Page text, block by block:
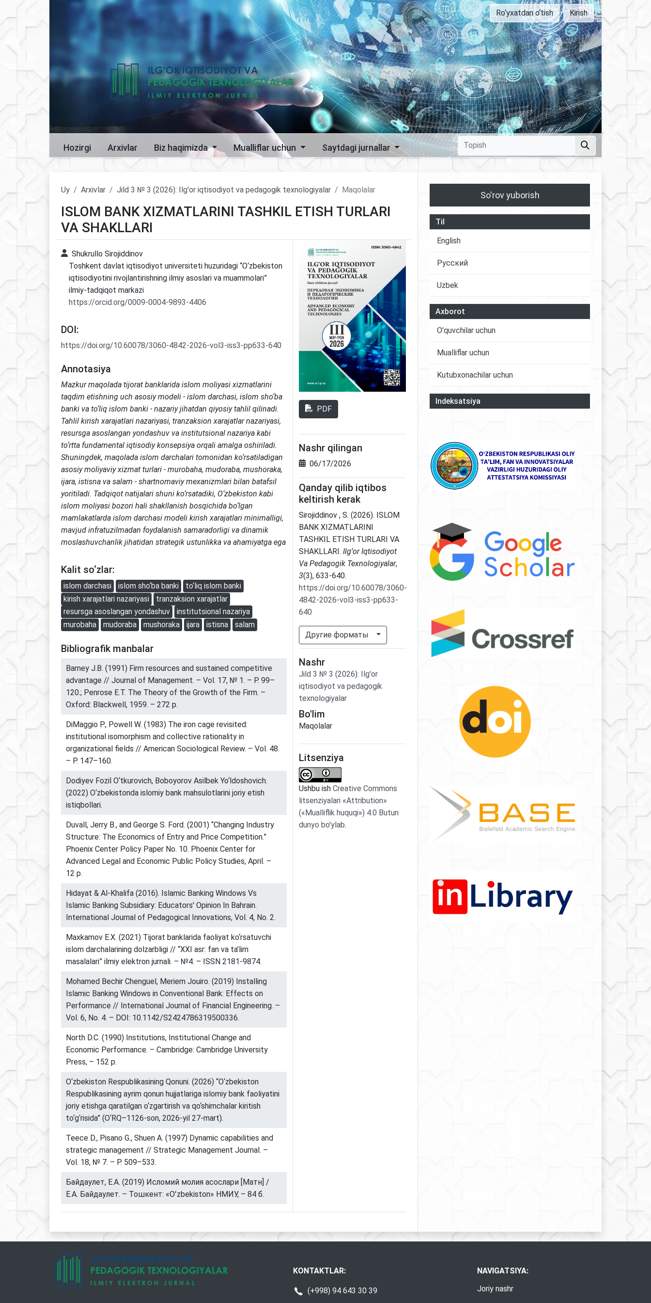
Ro‘yxatdan o‘tish Kirish
Hozirgi Arxivlar Biz haqimizda Mualliflar uchun Saytdagi jurnallar
Uy Arxivlar Jild 3 № 3 (2026): Ilg'or iqtisodiyot va pedagogik texnologiyalar Maqolalar
ISLOM BANK XIZMATLARINI TASHKIL ETISH TURLARI
VA SHAKLLARI
Shukrullo Sirojiddinov
Toshkent davlat iqtisodiyot universiteti huzuridagi “O‘zbekiston
iqtisodiyotini rivojlantirishning ilmiy asoslari va muammolari”
ilmiy-tadqiqot markazi
https://orcid.org/0009-0004-9893-4406
DOI:
https://doi.org/10.60078/3060-4842-2026-vol3-iss3-pp633-640
Annotasiya
Mazkur maqolada tijorat banklarida islom moliyasi xizmatlarini
taqdim etishning uch asosiy modeli - islom darchasi, islom sho‘ba
banki va to‘liq islom banki - nazariy jihatdan qiyosiy tahlil qilinadi.
Tahlil kirish xarajatlari nazariyasi, tranzaksion xarajatlar nazariyasi,
resursga asoslangan yondashuv va institutsional nazariya kabi
to‘rtta fundamental iqtisodiy konsepsiya orqali amalga oshiriladi.
Shuningdek, maqolada islom darchalari tomonidan ko‘rsatiladigan
asosiy moliyaviy xizmat turlari - murobaha, mudoraba, mushoraka,
ijara, istisna va salam - shartnomaviy mexanizmlari bilan batafsil
yoritiladi. Tadqiqot natijalari shuni ko‘rsatadiki, O‘zbekiston kabi
islom moliyasi bozori hali shakllanish bosqichida bo‘lgan
mamlakatlarda islom darchasi modeli kirish xarajatlari minimalligi,
mavjud infratuzilmadan foydalanish samaradorligi va dinamik
moslashuvchanlik jihatidan strategik ustunlikka va ahamiyatga ega
Kalit so‘zlar:
islom darchasi islom sho‘ba banki
to‘liq islom banki
kirish xarajatlari nazariyasi
tranzaksion xarajatlar
resursga asoslangan yondashuv
institutsional nazariya
murobaha
mudoraba mushoraka ijara istisna salam
Bibliografik manbalar
Barney J.B. (1991) Firm resources and sustained competitive
advantage // Journal of Management. – Vol. 17, № 1. – P. 99–
120.; Penrose E.T. The Theory of the Growth of the Firm. –
Oxford: Blackwell, 1959. – 272 p.
DiMaggio P., Powell W. (1983) The iron cage revisited:
institutional isomorphism and collective rationality in
organizational fields // American Sociological Review. – Vol. 48.
– P. 147–160.
Dodiyev Fozil O‘tkurovich, Boboyorov Asilbek Yo‘ldoshovich.
(2022) O‘zbekistonda islomiy bank mahsulotlarini joriy etish
istiqbollari.
Duvall, Jerry B., and George S. Ford. (2001) “Changing Industry
Structure: The Economics of Entry and Price Competition.”
Phoenix Center Policy Paper No. 10. Phoenix Center for
Advanced Legal and Economic Public Policy Studies, April. –
12 p.
Hidayat & Al-Khalifa (2016). Islamic Banking Windows Vs
Islamic Banking Subsidiary: Educators' Opinion In Bahrain.
International Journal of Pedagogical Innovations, Vol. 4, No. 2.
Maxkamov E.X. (2021) Tijorat banklarida faoliyat ko‘rsatuvchi
islom darchalarining dolzarbligi // “XXI asr: fan va ta’lim
masalalari” ilmiy elektron jurnali. – №4. – ISSN 2181-9874.
Mohamed Bechir Chenguel, Meriem Jouiro. (2019) Installing
Islamic Banking Windows in Conventional Bank: Effects on
Performance // International Journal of Financial Engineering. –
Vol. 6, No. 4. – DOI: 10.1142/S2424786319500336.
North D.C. (1990) Institutions, Institutional Change and
Economic Performance. – Cambridge: Cambridge University
Press, – 152 p.
O‘zbekiston Respublikasining Qonuni. (2026) “O‘zbekiston
Respublikasining ayrim qonun hujjatlariga islomiy bank faoliyatini
joriy etishga qaratilgan o‘zgartirish va qo‘shimchalar kiritish
to‘g‘risida” (O‘RQ–1126-son, 2026-yil 27-mart).
Teece D., Pisano G., Shuen A. (1997) Dynamic capabilities and
strategic management // Strategic Management Journal. –
Vol. 18, № 7. – P. 509–533.
Байдаулет, Е.А. (2019) Исломий молия асослари [Матн] /
Е.А. Байдаулет. – Тошкент: «Oʻzbekiston» НМИУ, – 84 б.
PDF
Nashr qilingan
06/17/2026
Qanday qilib iqtibos
keltirish kerak
Sirojiddinov , S. (2026). ISLOM
BANK XIZMATLARINI
TASHKIL ETISH TURLARI VA
SHAKLLARI. Ilgʻor Iqtisodiyot
Va Pedagogik Texnologiyalar,
3(3), 633-640.
https://doi.org/10.60078/3060-
4842-2026-vol3-iss3-pp633-
640
Другие форматы
Nashr
Jild 3 № 3 (2026): Ilg'or
iqtisodiyot va pedagogik
texnologiyalar
Bo'lim
Maqolalar
Litsenziya
Ushbu ish Creative Commons
litsenziyalari «Attribution»
(«Mualliflik huquqi») 4.0 Butun
dunyo bo'ylab.
So'rov yuborish
Til
English
Русский
Uzbek
Axborot
O'quvchilar uchun
Mualliflar uchun
Kutubxonachilar uchun
Indeksatsiya
KONTAKTLAR:
(+998) 94 643 30 39
NAVIGATSIYA:
Joriy nashr